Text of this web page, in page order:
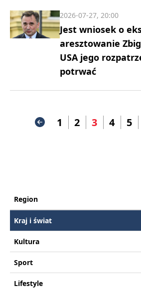
Jest wniosek o
aresztowanie
USA jego
potrwać
2026-07-27, 20:00
1 2 3 4 5
Region
Kraj i świat
Kultura
Sport
Lifestyle